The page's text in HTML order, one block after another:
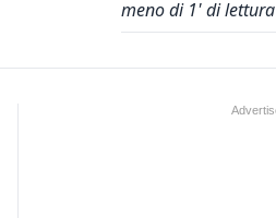
meno di 1' di lettura